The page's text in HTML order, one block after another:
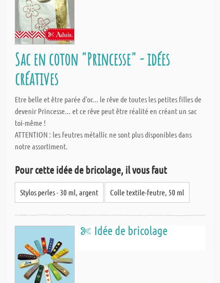
Sac en coton "Princesse" - idées
créatives
Etre belle et être parée d'or... le rêve de toutes les petites filles de
devenir Princesse... et ce rêve peut être réalité en créant un sac
toi-même !
ATTENTION : les feutres métallic ne sont plus disponibles dans
notre assortiment.
Pour cette idée de bricolage, il vous faut
Stylos perles - 30 ml, argent Colle textile-feutre, 50 ml
Idée de bricolage